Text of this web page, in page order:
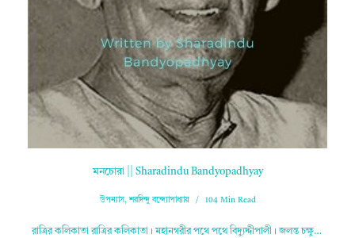
মনচোরা || Sharadindu Bandyopadhyay
উপন্যাস,শরদিন্দু বন্দ্যোপাধ্যায় 104 Min Read
রাত্রির কলিকাতা রাত্রির কলিকাতা। মহানগরীর পথে পথে বিদ্যুদ্দীপালী। জলন্ত চক্ষু…